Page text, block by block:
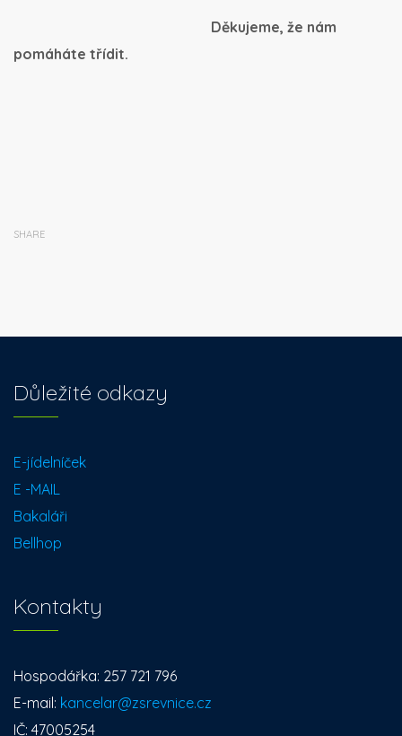
Děkujeme, že nám
pomáháte třídit.
SHARE
Důležité odkazy
E-jídelníček
E -MAIL
Bakaláři
Bellhop
Kontakty
Hospodářka: 257 721 796
E-mail: kancelar@zsrevnice.cz
IČ: 47005254